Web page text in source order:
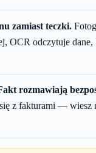
zamiast teczki.
OCR odczytuje dane,
rozmawiają
z fakturami — wiesz